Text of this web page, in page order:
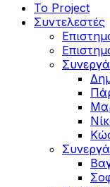
Το Project
Συντελεστές